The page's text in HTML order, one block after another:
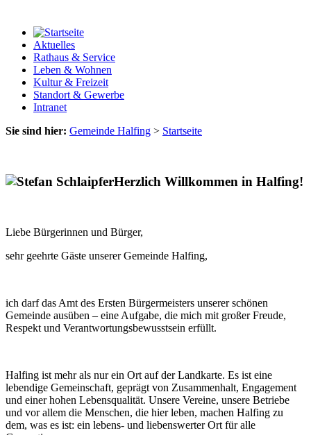
Aktuelles
Rathaus & Service
Leben & Wohnen
Kultur & Freizeit
Standort & Gewerbe
Intranet
Sie sind hier: Gemeinde Halfing > Startseite
Herzlich Willkommen in Halfing!
Liebe Bürgerinnen und Bürger,
sehr geehrte Gäste unserer Gemeinde Halfing,
ich darf das Amt des Ersten Bürgermeisters unserer schönen
Gemeinde ausüben – eine Aufgabe, die mich mit großer Freude,
Respekt und Verantwortungsbewusstsein erfüllt.
Halfing ist mehr als nur ein Ort auf der Landkarte. Es ist eine
lebendige Gemeinschaft, geprägt von Zusammenhalt, Engagement
und einer hohen Lebensqualität. Unsere Vereine, unsere Betriebe
und vor allem die Menschen, die hier leben, machen Halfing zu
dem, was es ist: ein lebens- und liebenswerter Ort für alle